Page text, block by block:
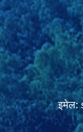
इमेल: